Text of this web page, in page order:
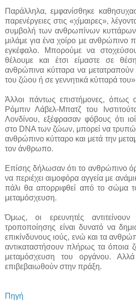
Παράλληλα, εμφανίσθηκε
παρενέργειες στις «χίμαιρες»,
συμβολή των ανθρωπίνων κυττάρων
μιλάμε για ένα χοίρο με
εγκέφαλο. Μπορούμε να
θέλουμε και έτσι είμαστε σε
ανθρώπινα κύτταρα να μετατραπούν
του ζώου ή σε γεννητικά κύτταρά
Άλλοι πάντως επιστήμονες, όπως ο
Ρόμπιν Λάβελ-Μπατζ του
Λονδίνου, εξέφρασαν φόβους ότι
στο DNA των ζώων, μπορεί να
ανθρώπινο κύτταρο και μετά την
τον άνθρωπο.
Επίσης δήλωσαν ότι το ανθρώπινο
να περιέχει αιμοφόρα αγγεία με
πάλι θα απορριφθεί από το σώμα
μεταμόσχευση.
Όμως, οι ερευνητές
τροποποίησης είναι δυνατό να
επικίνδυνους ιούς, ενώ και τα
αντικαταστήσουν πλήρως τα όποια
μεταμόσχευση του οργάνου.
επιβεβαιωθούν στην πράξη.
Πηγή